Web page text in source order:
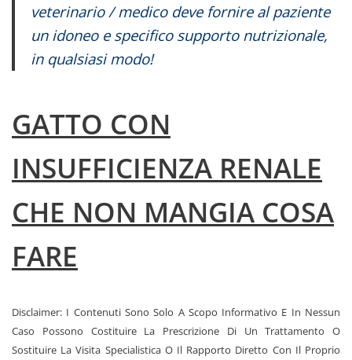
veterinario / medico deve fornire al paziente
un idoneo e specifico supporto nutrizionale,
in qualsiasi modo!
GATTO CON
INSUFFICIENZA RENALE
CHE NON MANGIA COSA
FARE
Disclaimer: I Contenuti Sono Solo A Scopo Informativo E In Nessun
Caso Possono Costituire La Prescrizione Di Un Trattamento O
Sostituire La Visita Specialistica O Il Rapporto Diretto Con Il Proprio